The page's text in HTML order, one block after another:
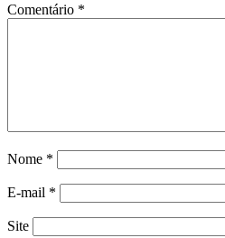
Comentário *
Nome *
E-mail *
Site